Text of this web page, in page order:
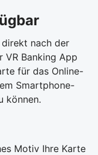
nach der
VR Banking App
für das Online-
Smartphone-
können.
Motiv Ihre Karte